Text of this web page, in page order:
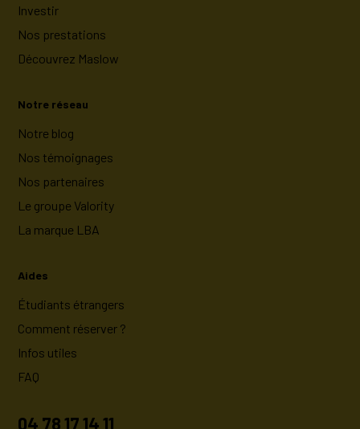
Investir
Nos prestations
Découvrez Maslow
Notre réseau
Notre blog
Nos témoignages
Nos partenaires
Le groupe Valority
La marque LBA
Aides
Étudiants étrangers
Comment réserver ?
Infos utiles
FAQ
04 78 17 14 11